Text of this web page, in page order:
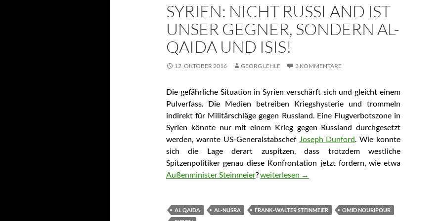
SYRIEN: NICHT RUSSLAND IST
UNSER GEGNER, SONDERN AL-
QAIDA UND ISIS!
12. OKTOBER 2016 GEORG LEHLE 3 KOMMENTARE
Die gefährliche Situation in Syrien verschärft sich und gleicht einem
Pulverfass. Die Medien betreiben Kriegshysterie und trommeln
indirekt für Militärschläge gegen Russland. Eine Flugverbotszone in
Syrien könnte nur mit einem Krieg gegen Russland durchgesetzt
werden, warnte US-Generalstabschef Joseph Dunford. Wie konnte
sich die Lage derart zuspitzen, dass trotzdem westliche
Spitzenpolitiker genau diese Konfrontation jetzt fordern, wie etwa
Außenminister Steinmeier?Syrien: Nicht Russland ist unser Gegner, sondern Al-
weiterlesen →
AL QAIDA AL-NUSRA FRANK-WALTER STEINMEIER
OMID NOURIPOUR